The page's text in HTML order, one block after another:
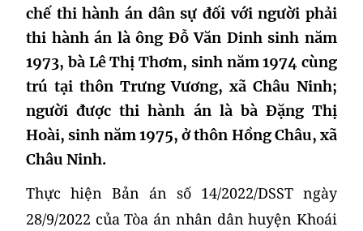
chế thi hành án dân sự đối với người phải
thi hành án là ông Đỗ Văn Dinh sinh năm
1973, bà Lê Thị Thơm, sinh năm 1974 cùng
trú tại thôn Trưng Vương, xã Châu Ninh;
người được thi hành án là bà Đặng Thị
Hoài, sinh năm 1975, ở thôn Hồng Châu, xã
Châu Ninh.
Thực hiện Bản án số 14/2022/DSST ngày
28/9/2022 của Tòa án nhân dân huyện Khoái